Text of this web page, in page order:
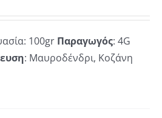
100gr Παραγωγός: 4G
: Μαυροδένδρι, Κοζάνη